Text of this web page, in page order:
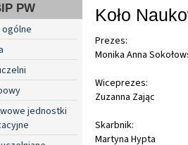
PW
jednostki
Koło
Prezes:
Monika Anna
Wiceprezes:
Zuzanna Zając
Skarbnik:
Martyna Hypta